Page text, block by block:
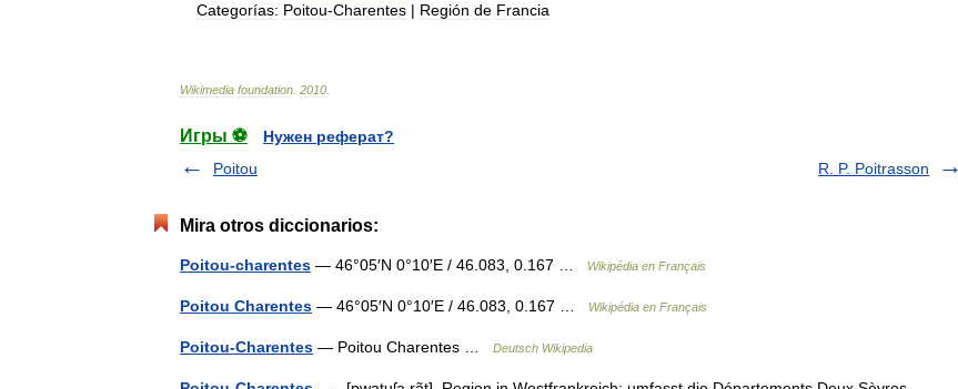
Categorías: Poitou-Charentes | Región de Francia
Wikimedia foundation 2010
Игры ⚽
Нужен реферат?
Poitou
R. P. Poitrasson
Mira otros diccionarios:
Poitou-charentes — 46°05′N 0°10′E / 46.083, 0.167 … Wikipédia en Français
Poitou Charentes — 46°05′N 0°10′E / 46.083, 0.167 … Wikipédia en Français
Poitou-Charentes — Poitou Charentes … Deutsch Wikipedia